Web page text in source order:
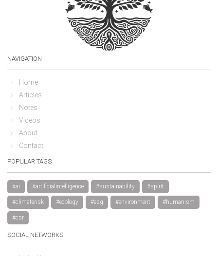
NAVIGATION
Home
Articles
Notes
Videos
About
Contact
POPULAR TAGS
#ai #artificialintelligence #sustainability #spirit
#climaterisk #ecology #esg #environment #humanism
#csr
SOCIAL NETWORKS